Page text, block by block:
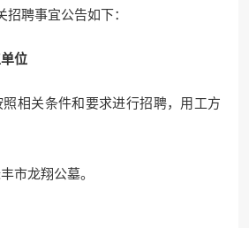
聘事宜公告如下：
位
照相关条件和要求进行招聘，用工方
市龙翔公墓。